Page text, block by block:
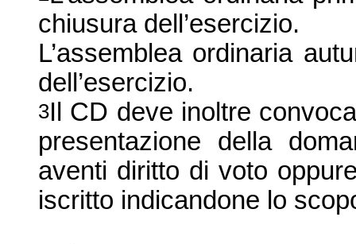
chiusura dell’esercizio.
L’assemblea ordinaria
dell’esercizio.
3Il CD deve inoltre
presentazione della
aventi diritto di voto
iscritto indicandone lo